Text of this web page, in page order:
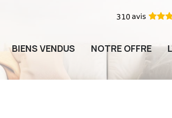
BIENS VENDUS NOTRE OFFRE